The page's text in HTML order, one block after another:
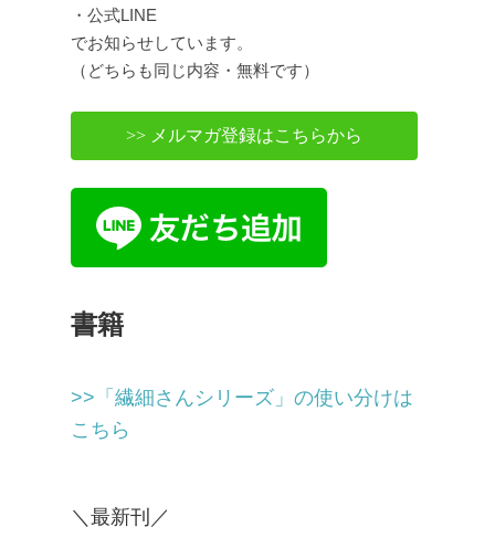
・公式LINE
でお知らせしています。
（どちらも同じ内容・無料です）
>> メルマガ登録はこちらから
書籍
>>「繊細さんシリーズ」の使い分けは
こちら
＼最新刊／